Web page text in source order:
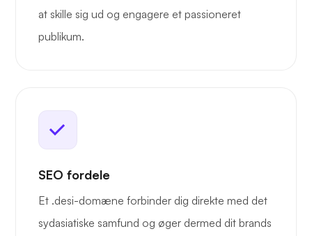
at skille sig ud og engagere et passioneret
publikum.
SEO fordele
Et .desi-domæne forbinder dig direkte med det
sydasiatiske samfund og øger dermed dit brands